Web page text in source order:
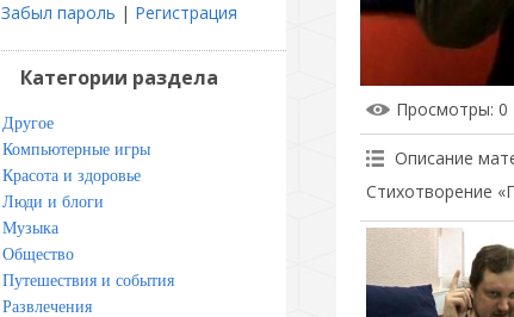
Просмотры: 0
Описание
Стихотворение
Забыл пароль | Регистрация
Категории раздела
Другое
Компьютерные игры
Красота и здоровье
Люди и блоги
Музыка
Общество
Путешествия и события
Развлечения